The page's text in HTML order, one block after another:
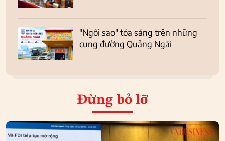
"Ngôi sao" tỏa sáng trên những
cung đường Quảng Ngãi
Đừng bỏ lỡ